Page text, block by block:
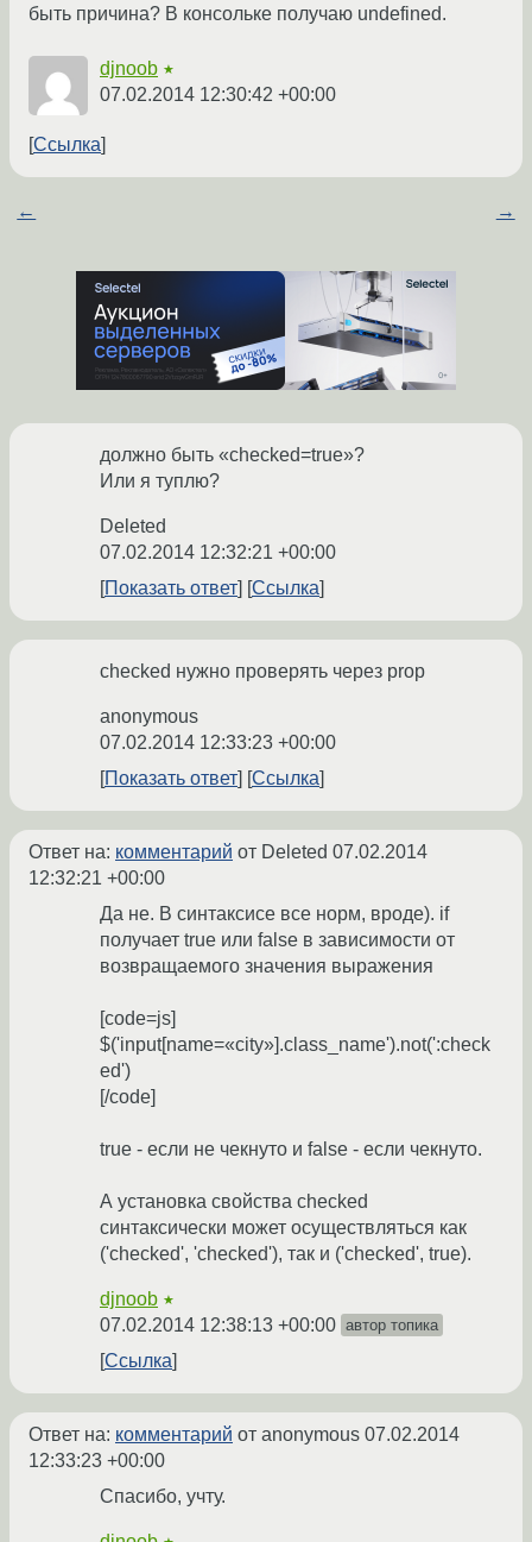
быть причина? В консольке получаю undefined.
djnoob ★
07.02.2014 12:30:42 +00:00
Ссылка
← →
должно быть «checked=true»?
Или я туплю?
Deleted
07.02.2014 12:32:21 +00:00
Показать ответ
Ссылка
checked нужно проверять через prop
anonymous
07.02.2014 12:33:23 +00:00
Показать ответ
Ссылка
Ответ на: комментарий от Deleted 07.02.2014
12:32:21 +00:00
Да не. В синтаксисе все норм, вроде). if
получает true или false в зависимости от
возвращаемого значения выражения
[code=js]
$('input[name=«city»].class_name').not(':check
ed')
[/code]
true - если не чекнуто и false - если чекнуто.
А установка свойства checked
синтаксически может осуществляться как
('checked', 'checked'), так и ('checked', true).
djnoob ★
07.02.2014 12:38:13 +00:00 автор топика
Ссылка
Ответ на: комментарий от anonymous 07.02.2014
12:33:23 +00:00
Спасибо, учту.